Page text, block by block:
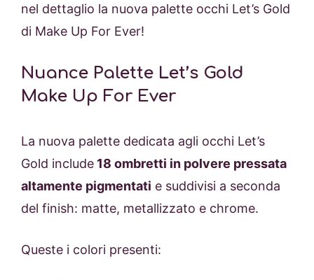
nel dettaglio la nuova palette occhi Let’s Gold
di Make Up For Ever!
Nuance Palette Let’s Gold
Make Up For Ever
La nuova palette dedicata agli occhi Let’s
Gold include 18 ombretti in polvere pressata
altamente pigmentati e suddivisi a seconda
del finish: matte, metallizzato e chrome.
Queste i colori presenti: